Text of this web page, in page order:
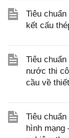
Tiêu
kết cấu
Tiêu
nước thi
cầu về
Tiêu
hình mạng